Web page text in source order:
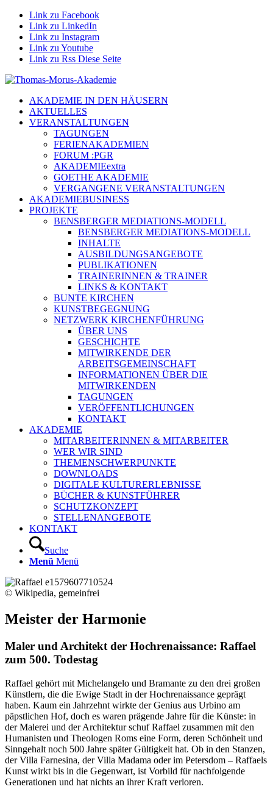
Link zu Facebook
Link zu LinkedIn
Link zu Instagram
Link zu Youtube
Link zu Rss Diese Seite
AKADEMIE IN DEN HÄUSERN
AKTUELLES
VERANSTALTUNGEN
TAGUNGEN
FERIENAKADEMIEN
FORUM :PGR
AKADEMIEextra
GOETHE AKADEMIE
VERGANGENE VERANSTALTUNGEN
AKADEMIEBUSINESS
PROJEKTE
BENSBERGER MEDIATIONS-MODELL
BENSBERGER MEDIATIONS-MODELL
INHALTE
AUSBILDUNGSANGEBOTE
PUBLIKATIONEN
TRAINERINNEN & TRAINER
LINKS & KONTAKT
BUNTE KIRCHEN
KUNSTBEGEGNUNG
NETZWERK KIRCHENFÜHRUNG
ÜBER UNS
GESCHICHTE
MITWIRKENDE DER
ARBEITSGEMEINSCHAFT
INFORMATIONEN ÜBER DIE
MITWIRKENDEN
TAGUNGEN
VERÖFFENTLICHUNGEN
KONTAKT
AKADEMIE
MITARBEITERINNEN & MITARBEITER
WER WIR SIND
THEMENSCHWERPUNKTE
DOWNLOADS
DIGITALE KULTURERLEBNISSE
BÜCHER & KUNSTFÜHRER
SCHUTZKONZEPT
STELLENANGEBOTE
KONTAKT
Suche
Menü Menü
© Wikipedia, gemeinfrei
Meister der Harmonie
Maler und Architekt der Hochrenaissance: Raffael
zum 500. Todestag
Raffael gehört mit Michelangelo und Bramante zu den drei großen
Künstlern, die die Ewige Stadt in der Hochrenaissance geprägt
haben. Kaum ein Jahrzehnt wirkte der Genius aus Urbino am
päpstlichen Hof, doch es waren prägende Jahre für die Künste: in
der Malerei und der Architektur schuf Raffael zusammen mit den
Humanisten und Theologen Roms eine Form, deren Schönheit und
Sinngehalt noch 500 Jahre später Gültigkeit hat. Ob in den Stanzen,
der Villa Farnesina, der Villa Madama oder im Petersdom – Raffaels
Kunst wirkt bis in die Gegenwart, ist Vorbild für nachfolgende
Generationen und hat nichts an ihrer Kraft verloren.